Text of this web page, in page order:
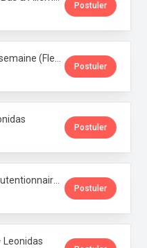
Postuler
Postuler
Postuler
Postuler
Leonidas